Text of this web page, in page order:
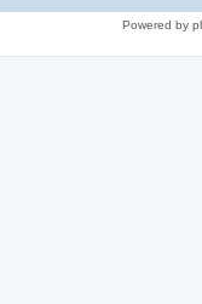
Powered by